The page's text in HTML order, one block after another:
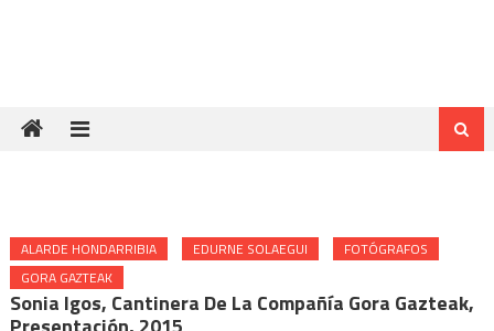
ALARDE HONDARRIBIA EDURNE SOLAEGUI
FOTÓGRAFOS
GORA GAZTEAK
Sonia Igos, Cantinera De La Compañía Gora Gazteak,